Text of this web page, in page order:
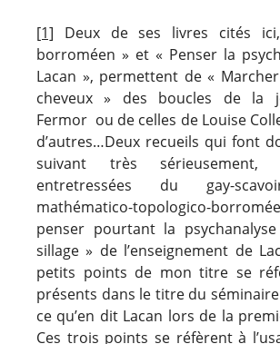
[1] Deux de ses livres cités
borroméen » et « Penser la
Lacan », permettent de «
cheveux » des boucles de la
Fermor ou de celles de Louise
d’autres…Deux recueils qui font
suivant très sérieusement,
entretressées du gay-
mathématico-topologico-
penser pourtant la
sillage » de l’enseignement de
petits points de mon titre se
présents dans le titre du
ce qu’en dit Lacan lors de la
Ces trois points se réfèrent à